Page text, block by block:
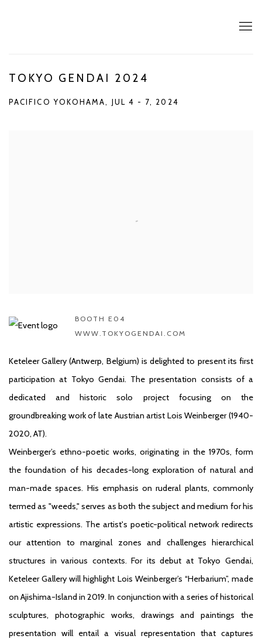
TOKYO GENDAI 2024
PACIFICO YOKOHAMA, JUL 4 - 7, 2024
BOOTH E04
WWW.TOKYOGENDAI.COM
Keteleer Gallery (Antwerp, Belgium) is delighted to present its first
participation at Tokyo Gendai. The presentation consists of a
dedicated and historic solo project focusing on the
groundbreaking work of late Austrian artist Lois Weinberger (1940-
2020, AT).
Weinberger’s ethno-poetic works, originating in the 1970s, form
the foundation of his decades-long exploration of natural and
man-made spaces. His emphasis on ruderal plants, commonly
termed as "weeds," serves as both the subject and medium for his
artistic expressions. The artist's poetic-political network redirects
our attention to marginal zones and challenges hierarchical
structures in various contexts. For its debut at Tokyo Gendai,
Keteleer Gallery will highlight Lois Weinberger’s “Herbarium”, made
on Ajishima-Island in 2019. In conjunction with a series of historical
sculptures, photographic works, drawings and paintings the
presentation will entail a visual representation that captures